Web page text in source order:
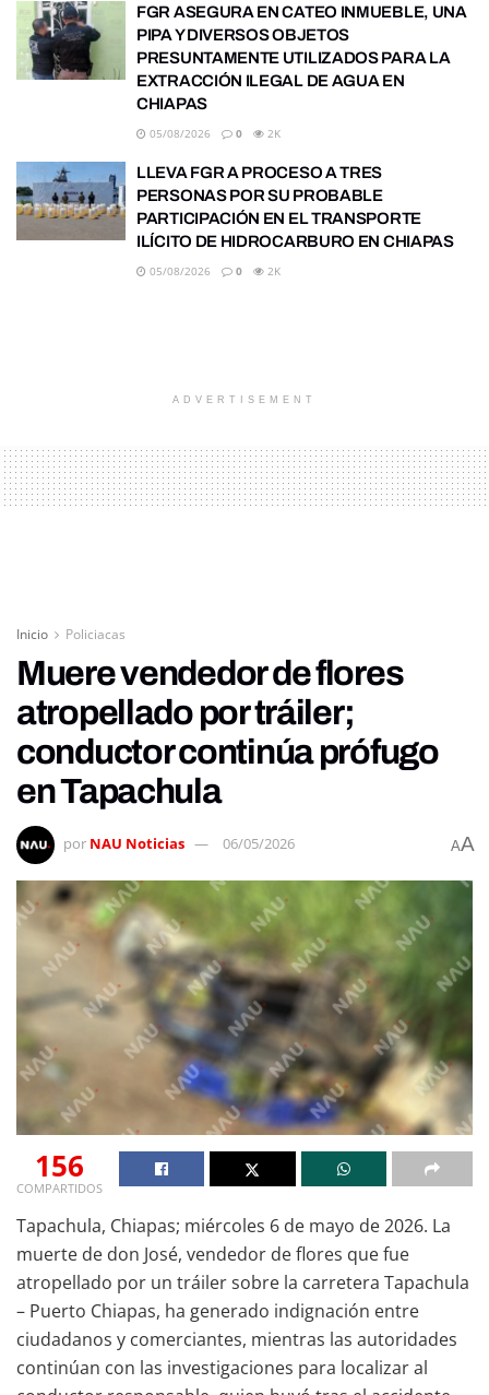
FGR ASEGURA EN CATEO INMUEBLE, UNA
PIPA Y DIVERSOS OBJETOS
PRESUNTAMENTE UTILIZADOS PARA LA
EXTRACCIÓN ILEGAL DE AGUA EN
CHIAPAS
05/08/2026 0 2K
LLEVA FGR A PROCESO A TRES
PERSONAS POR SU PROBABLE
PARTICIPACIÓN EN EL TRANSPORTE
ILÍCITO DE HIDROCARBURO EN CHIAPAS
05/08/2026 0 2K
ADVERTISEMENT
Inicio Policiacas
Muere vendedor de flores
atropellado por tráiler;
conductor continúa prófugo
en Tapachula
por NAU Noticias 06/05/2026 AA
156
COMPARTIDOS
Tapachula, Chiapas; miércoles 6 de mayo de 2026. La
muerte de don José, vendedor de flores que fue
atropellado por un tráiler sobre la carretera Tapachula
– Puerto Chiapas, ha generado indignación entre
ciudadanos y comerciantes, mientras las autoridades
continúan con las investigaciones para localizar al